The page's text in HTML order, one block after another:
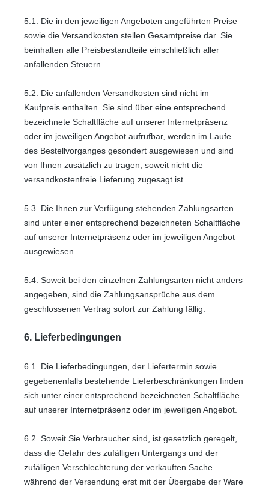
5.1. Die in den jeweiligen Angeboten angeführten Preise
sowie die Versandkosten stellen Gesamtpreise dar. Sie
beinhalten alle Preisbestandteile einschließlich aller
anfallenden Steuern.
5.2. Die anfallenden Versandkosten sind nicht im
Kaufpreis enthalten. Sie sind über eine entsprechend
bezeichnete Schaltfläche auf unserer Internetpräsenz
oder im jeweiligen Angebot aufrufbar, werden im Laufe
des Bestellvorganges gesondert ausgewiesen und sind
von Ihnen zusätzlich zu tragen, soweit nicht die
versandkostenfreie Lieferung zugesagt ist.
5.3. Die Ihnen zur Verfügung stehenden Zahlungsarten
sind unter einer entsprechend bezeichneten Schaltfläche
auf unserer Internetpräsenz oder im jeweiligen Angebot
ausgewiesen.
5.4. Soweit bei den einzelnen Zahlungsarten nicht anders
angegeben, sind die Zahlungsansprüche aus dem
geschlossenen Vertrag sofort zur Zahlung fällig.
6. Lieferbedingungen
6.1. Die Lieferbedingungen, der Liefertermin sowie
gegebenenfalls bestehende Lieferbeschränkungen finden
sich unter einer entsprechend bezeichneten Schaltfläche
auf unserer Internetpräsenz oder im jeweiligen Angebot.
6.2. Soweit Sie Verbraucher sind, ist gesetzlich geregelt,
dass die Gefahr des zufälligen Untergangs und der
zufälligen Verschlechterung der verkauften Sache
während der Versendung erst mit der Übergabe der Ware